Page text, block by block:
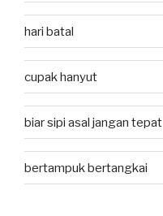
hari batal
cupak hanyut
biar sipi asal jangan tepat
bertampuk bertangkai